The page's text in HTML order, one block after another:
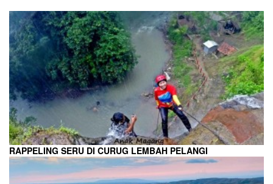
RAPPELING SERU DI CURUG LEMBAH PELANGI